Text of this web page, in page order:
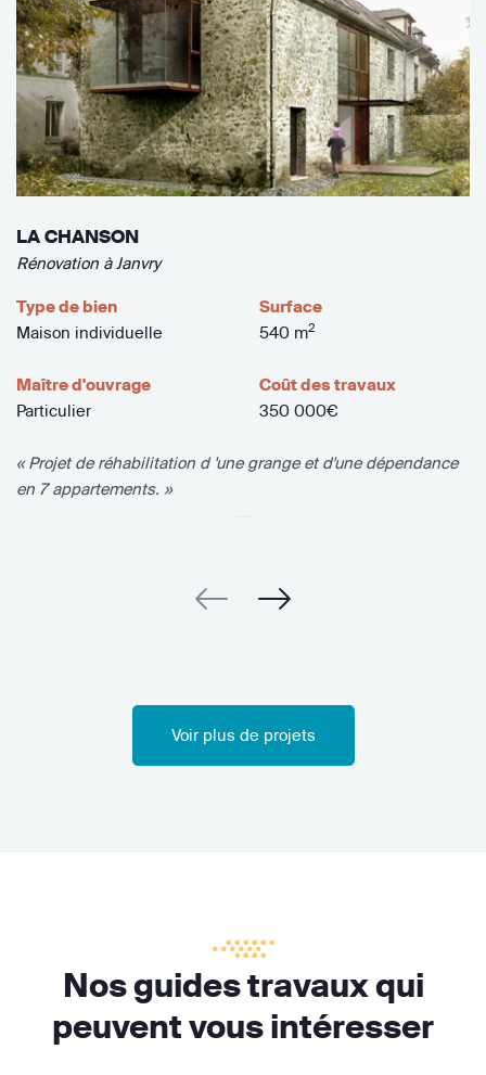
LA CHANSON
Rénovation à Janvry
Type de bien
Maison individuelle
Surface
540 m2
Maître d'ouvrage
Particulier
Coût des travaux
350 000€
« Projet de réhabilitation d 'une grange et d'une dépendance
en 7 appartements. »
Voir plus de projets
Nos guides travaux qui
peuvent vous intéresser